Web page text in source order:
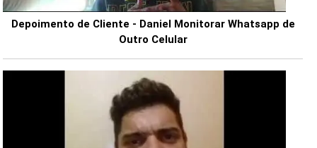
Depoimento de Cliente - Daniel Monitorar Whatsapp de
Outro Celular